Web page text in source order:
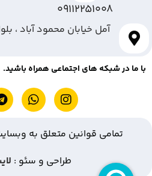
09112251008
آمل خیابان محمود آباد ، بلوار
با ما در شبکه های اجتماعی همراه باشید.
تمامی قوانین متعلق به
طراحی و سئو :